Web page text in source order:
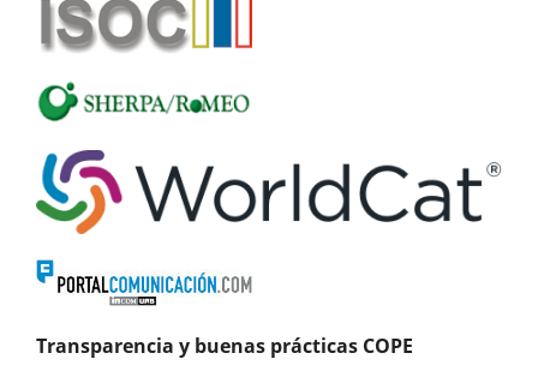
Transparencia y buenas prácticas COPE